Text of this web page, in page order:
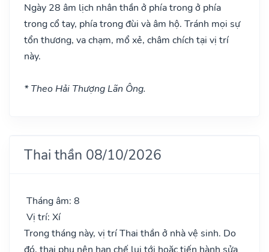
Ngày 28 âm lịch nhân thần ở phía trong ở phía
trong cổ tay, phía trong đùi và âm hộ. Tránh mọi sự
tổn thương, va chạm, mổ xẻ, châm chích tại vị trí
này.
* Theo Hải Thượng Lãn Ông.
Thai thần 08/10/2026
Tháng âm: 8
Vị trí: Xí
Trong tháng này, vị trí Thai thần ở nhà vệ sinh. Do